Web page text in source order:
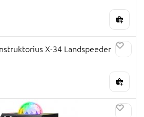
X-34 Landspeeder